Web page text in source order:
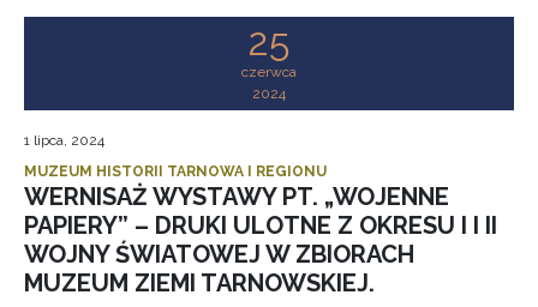
25
czerwca
2024
1 lipca, 2024
MUZEUM HISTORII TARNOWA I REGIONU
WERNISAŻ WYSTAWY PT. „WOJENNE
PAPIERY” – DRUKI ULOTNE Z OKRESU I I II
WOJNY ŚWIATOWEJ W ZBIORACH
MUZEUM ZIEMI TARNOWSKIEJ.